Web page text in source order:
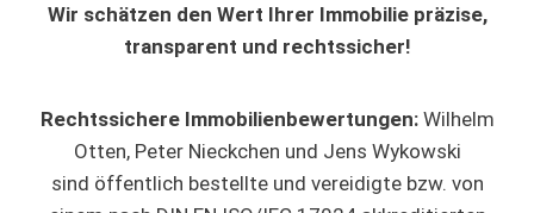
Wir schätzen den Wert Ihrer Immobilie präzise,
transparent und rechtssicher!
Rechtssichere Immobilienbewertungen:Wilhelm
Otten, Peter Nieckchen und Jens Wykowski
sind öffentlich bestellte und vereidigte bzw. von